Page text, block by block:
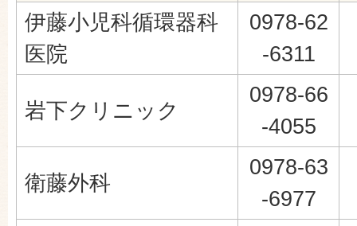
伊藤小児科循環器科
医院
0978-62
-6311
岩下クリニック
0978-66
-4055
衛藤外科
0978-63
-6977